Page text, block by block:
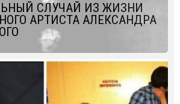
СЛУЧАЙ ИЗ ЖИЗНИ
АРТИСТА АЛЕКСАНДРА